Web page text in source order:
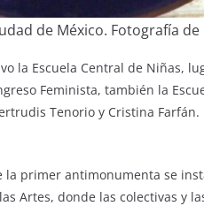
de México. Fotografía
la Escuela Central de Niñas,
Feminista, también la
Tenorio y Cristina
la primer antimonumenta se
Artes, donde las colectivas y